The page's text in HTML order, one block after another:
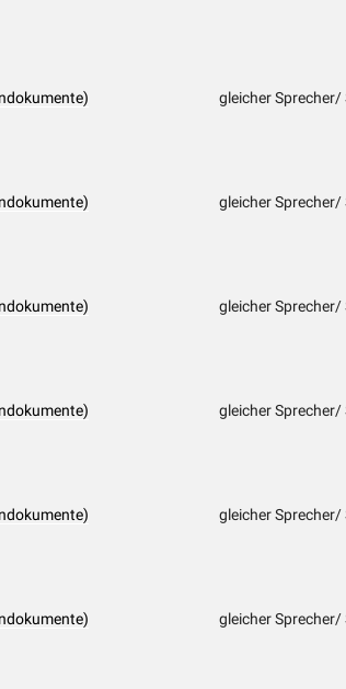
gleicher Sprecher/
gleicher Sprecher/
gleicher Sprecher/
gleicher Sprecher/
gleicher Sprecher/
gleicher Sprecher/